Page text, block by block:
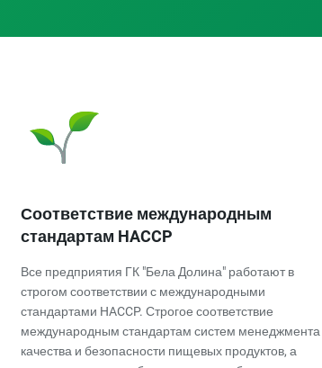
Соответствие международным
стандартам HACCP
Все предприятия ГК "Бела Долина" работают в
строгом соответствии с международными
стандартами HACCP. Строгое соответствие
международным стандартам систем менеджмента
качества и безопасности пищевых продуктов, а